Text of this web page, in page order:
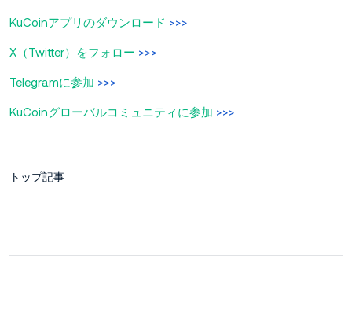
KuCoinアプリのダウンロード >>>
X（Twitter）をフォロー >>>
Telegramに参加 >>>
KuCoinグローバルコミュニティに参加 >>>
トップ記事